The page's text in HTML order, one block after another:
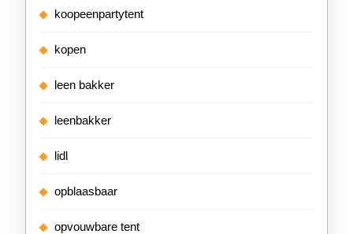
koopeenpartytent
kopen
leen bakker
leenbakker
lidl
opblaasbaar
opvouwbare tent